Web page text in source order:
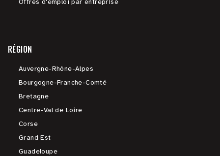
Offres d'emploi par entreprise
RÉGION
Auvergne-Rhône-Alpes
Bourgogne-Franche-Comté
Bretagne
Centre-Val de Loire
Corse
Grand Est
Guadeloupe